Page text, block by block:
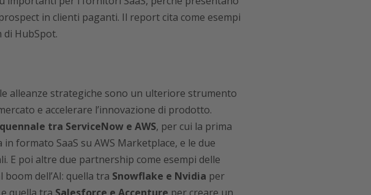
in clienti paganti. Il report cita come esempi
HubSpot.
alleanze strategiche sono un ulteriore strumento
e accelerare l’innovazione di prodotto.
tra ServiceNow e AWS, per cui la prima
formato SaaS su AWS Marketplace, e le due
E poi altre due partnership come esempi delle
dell’AI: quella tra Snowflake e Nvidia per